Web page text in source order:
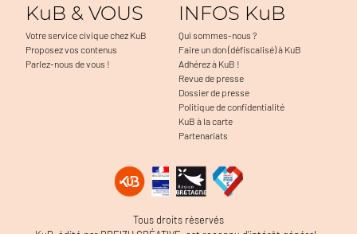
KuB & VOUS
Votre service civique chez KuB
Proposez vos contenus
Parlez-nous de vous !
INFOS KuB
Qui sommes-nous ?
Faire un don (défiscalisé) à KuB
Adhérez à KuB !
Revue de presse
Dossier de presse
Politique de confidentialité
KuB à la carte
Partenariats
Tous droits réservés